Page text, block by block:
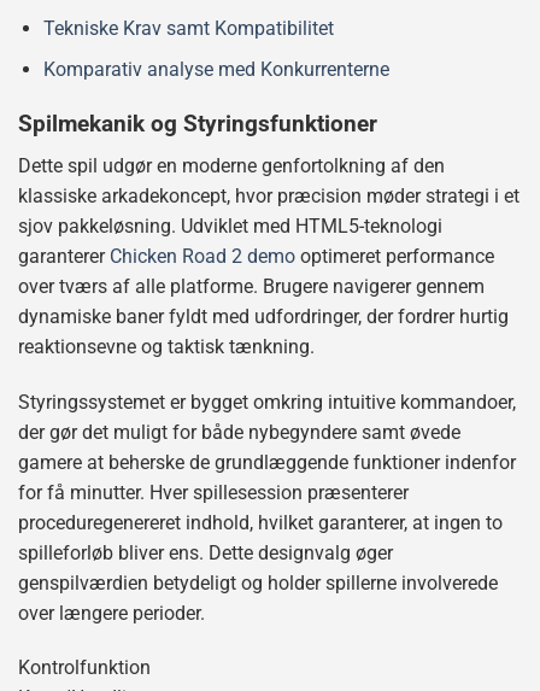
Tekniske Krav samt Kompatibilitet
Komparativ analyse med Konkurrenterne
Spilmekanik og Styringsfunktioner
Dette spil udgør en moderne genfortolkning af den
klassiske arkadekoncept, hvor præcision møder strategi i et
sjov pakkeløsning. Udviklet med HTML5-teknologi
garanterer Chicken Road 2 demo optimeret performance
over tværs af alle platforme. Brugere navigerer gennem
dynamiske baner fyldt med udfordringer, der fordrer hurtig
reaktionsevne og taktisk tænkning.
Styringssystemet er bygget omkring intuitive kommandoer,
der gør det muligt for både nybegyndere samt øvede
gamere at beherske de grundlæggende funktioner indenfor
for få minutter. Hver spillesession præsenterer
proceduregenereret indhold, hvilket garanterer, at ingen to
spilleforløb bliver ens. Dette designvalg øger
genspilværdien betydeligt og holder spillerne involverede
over længere perioder.
Kontrolfunktion